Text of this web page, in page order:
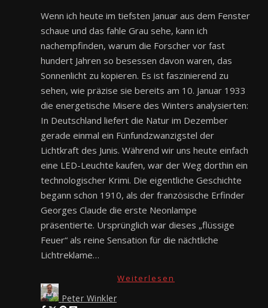
Wenn ich heute im tiefsten Januar aus dem Fenster
schaue und das fahle Grau sehe, kann ich
nachempfinden, warum die Forscher vor fast
hundert Jahren so besessen davon waren, das
Sonnenlicht zu kopieren. Es ist faszinierend zu
sehen, wie präzise sie bereits am 10. Januar 1933
die energetische Misere des Winters analysierten:
In Deutschland liefert die Natur im Dezember
gerade einmal ein Fünfundzwanzigstel der
Lichtkraft des Junis. Während wir uns heute einfach
eine LED-Leuchte kaufen, war der Weg dorthin ein
technologischer Krimi. Die eigentliche Geschichte
begann schon 1910, als der französische Erfinder
Georges Claude die erste Neonlampe
präsentierte. Ursprünglich war dieses „flüssige
Feuer“ als reine Sensation für die nächtliche
Lichtreklame…
Weiterlesen
Peter Winkler